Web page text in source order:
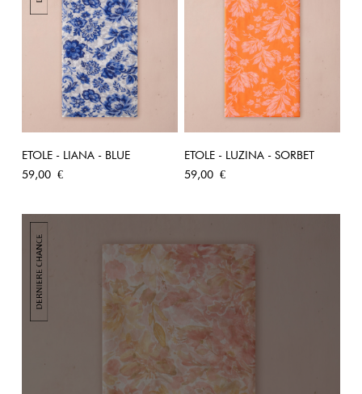
ETOLE - LIANA - BLUE
Prix
59,00 €
ETOLE - LUZINA - SORBET
Prix
59,00 €